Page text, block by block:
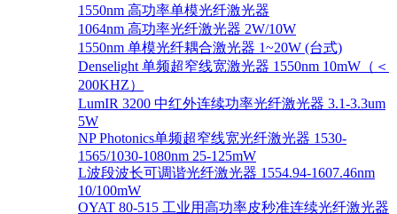
1550nm 高功率单模光纤激光器
1064nm 高功率光纤激光器 2W/10W
1550nm 单模光纤耦合激光器 1~20W (台式)
Denselight 单频超窄线宽激光器 1550nm 10mW（＜
200KHZ）
LumIR 3200 中红外连续功率光纤激光器 3.1-3.3um
5W
NP Photonics单频超窄线宽光纤激光器 1530-
1565/1030-1080nm 25-125mW
L波段波长可调谐光纤激光器 1554.94-1607.46nm
10/100mW
OYAT 80-515 工业用高功率皮秒准连续光纤激光器